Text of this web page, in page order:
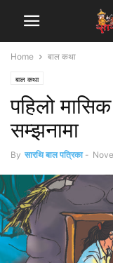
Home बाल कथा
बाल कथा
पहिलो
सम्झनामा
By सारथि बाल पत्रिका -